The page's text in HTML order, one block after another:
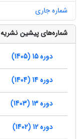
شماره جاری
شماره‌های پیشین نشریه
دوره 15 (1405)
دوره 14 (1404)
دوره 13 (1403)
دوره 12 (1402)